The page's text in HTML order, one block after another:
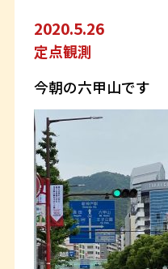
2020.5.26
定点観測
今朝の六甲山です